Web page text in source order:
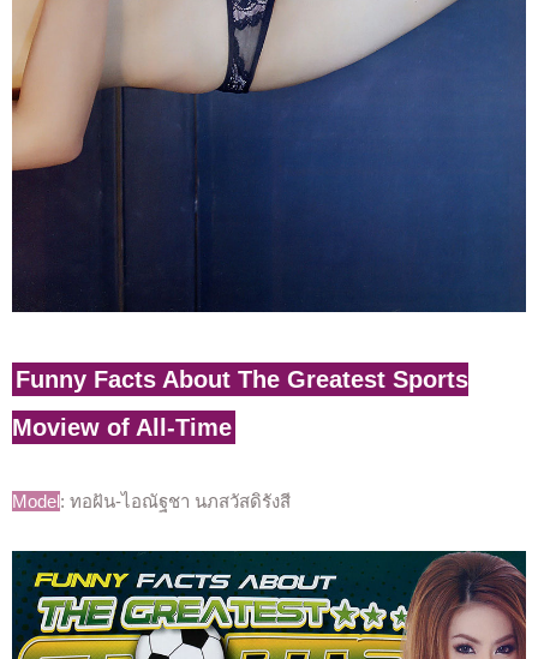
Funny Facts About The Greatest Sports
Moview of All-Time
Model: ทอฝัน-ไอณัฐชา นภสวัสดิรังสี